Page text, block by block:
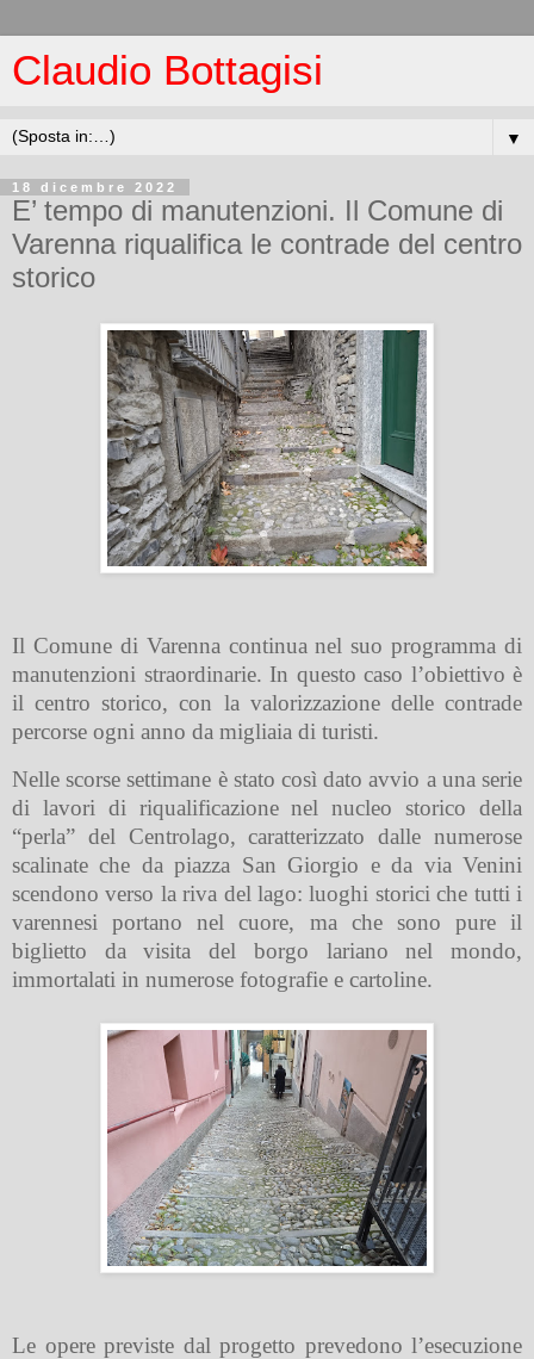
Claudio Bottagisi
▼
18 dicembre 2022
E’ tempo di manutenzioni. Il Comune di
Varenna riqualifica le contrade del centro
storico
Il Comune di Varenna continua nel suo programma di
manutenzioni straordinarie. In questo caso l’obiettivo è
il centro storico, con la valorizzazione delle contrade
percorse ogni anno da migliaia di turisti.
Nelle scorse settimane è stato così dato avvio a una serie
di lavori di riqualificazione nel nucleo storico della
“perla” del Centrolago, caratterizzato dalle numerose
scalinate che da piazza San Giorgio e da via Venini
scendono verso la riva del lago: luoghi storici che tutti i
varennesi portano nel cuore, ma che sono pure il
biglietto da visita del borgo lariano nel mondo,
immortalati in numerose fotografie e cartoline.
Le opere previste dal progetto prevedono l’esecuzione